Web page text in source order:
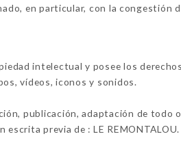
en particular, con la congestión
intelectual y posee los
vídeos, iconos y sonidos.
publicación, adaptación de todo
previa de : LE REMONTALOU.